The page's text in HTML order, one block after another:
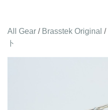
All Gear / Brasstek Original /
ト